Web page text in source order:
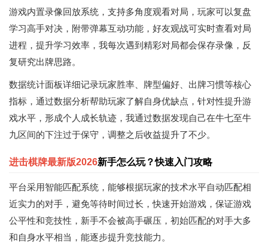
游戏内置录像回放系统，支持多角度观看对局，玩家可以复盘
学习高手对决，附带弹幕互动功能，好友观战可实时查看对局
进程，提升学习效率，我每次遇到精彩对局都会保存录像，反
复研究出牌思路。
数据统计面板详细记录玩家胜率、牌型偏好、出牌习惯等核心
指标，通过数据分析帮助玩家了解自身优缺点，针对性提升游
戏水平，形成个人成长轨迹，我通过数据发现自己在牛七至牛
九区间的下注过于保守，调整之后收益提升了不少。
进击棋牌最新版2026新手怎么玩？快速入门攻略
平台采用智能匹配系统，能够根据玩家的技术水平自动匹配相
近实力的对手，避免等待时间过长，快速开始游戏，保证游戏
公平性和竞技性，新手不会被高手碾压，初始匹配的对手大多
和自身水平相当，能逐步提升竞技能力。